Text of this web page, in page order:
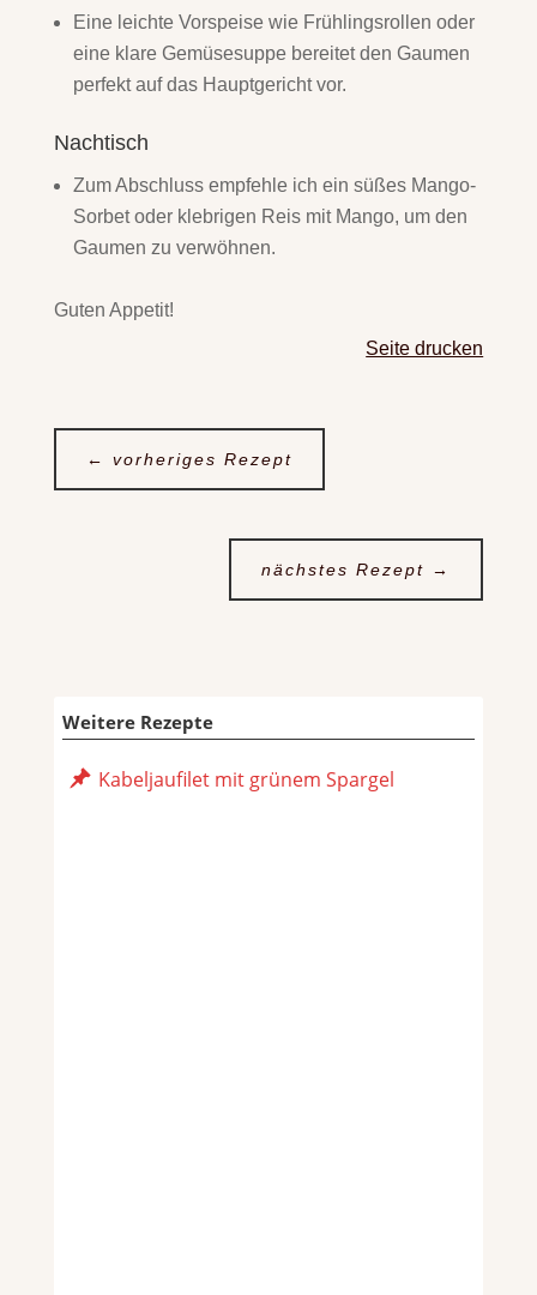
Eine leichte Vorspeise wie Frühlingsrollen oder
eine klare Gemüsesuppe bereitet den Gaumen
perfekt auf das Hauptgericht vor.
Nachtisch
Zum Abschluss empfehle ich ein süßes Mango-
Sorbet oder klebrigen Reis mit Mango, um den
Gaumen zu verwöhnen.
Guten Appetit!
Seite drucken
← vorheriges Rezept
nächstes Rezept →
Weitere Rezepte
Kabeljaufilet mit grünem Spargel